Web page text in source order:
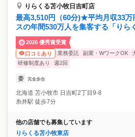
りらくる苫小牧日吉町店
最高3,510円（60分)★平均月収33万
スの年間530万人を集客する「りら
2026 優秀賞受賞
口コミあり
業務委託 副業・WワークOK
研修制度あり
週2回
委 完全歩合
北海道 苫小牧市 日吉町2丁目9-8
糸井駅 徒歩7分
他の店舗でも募集しています
りらくる苫小牧東店